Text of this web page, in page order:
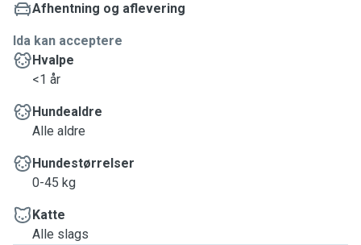
Afhentning og aflevering
Ida kan acceptere
Hvalpe
<1 år
Hundealdre
Alle aldre
Hundestørrelser
0-45 kg
Katte
Alle slags